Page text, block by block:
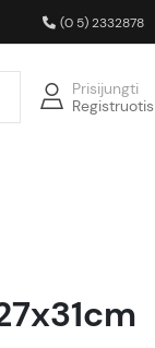
(0 5) 2332878
Prisijungti
Registruotis